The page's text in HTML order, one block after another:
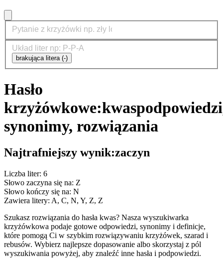
brakująca litera (-)
Hasło
krzyżówkowe:kwas
synonimy, rozwiązania
Najtrafniejszy wynik:zaczyn
Liczba liter: 6
Słowo zaczyna się na: Z
Słowo kończy się na: N
Zawiera litery: A, C, N, Y, Z, Z
Szukasz rozwiązania do hasła kwas? Nasza wyszukiwarka
krzyżówkowa podaje gotowe odpowiedzi, synonimy i definicje,
które pomogą Ci w szybkim rozwiązywaniu krzyżówek, szarad i
rebusów. Wybierz najlepsze dopasowanie albo skorzystaj z pól
wyszukiwania powyżej, aby znaleźć inne hasła i podpowiedzi.